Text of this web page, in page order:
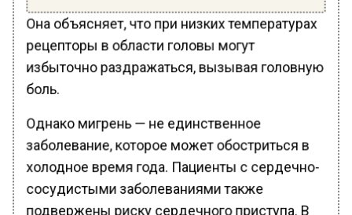
Она объясняет, что при низких температурах
рецепторы в области головы могут
избыточно раздражаться, вызывая головную
боль.
Однако мигрень — не единственное
заболевание, которое может обостриться в
холодное время года. Пациенты с сердечно-
сосудистыми заболеваниями также
подвержены риску сердечного приступа. В